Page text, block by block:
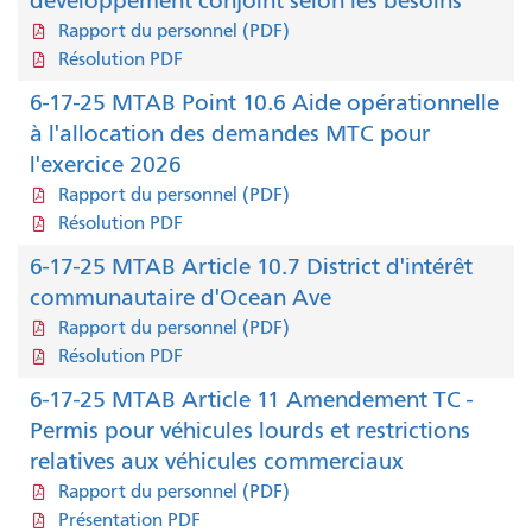
Rapport du personnel (PDF)
Résolution PDF
6-17-25 MTAB Point 10.6 Aide opérationnelle
à l'allocation des demandes MTC pour
l'exercice 2026
Rapport du personnel (PDF)
Résolution PDF
6-17-25 MTAB Article 10.7 District d'intérêt
communautaire d'Ocean Ave
Rapport du personnel (PDF)
Résolution PDF
6-17-25 MTAB Article 11 Amendement TC -
Permis pour véhicules lourds et restrictions
relatives aux véhicules commerciaux
Rapport du personnel (PDF)
Présentation PDF